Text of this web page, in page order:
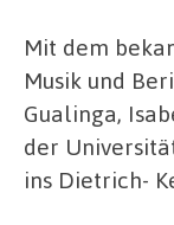
Mit dem
Musik und
Gualinga,
der
ins Dietrich-